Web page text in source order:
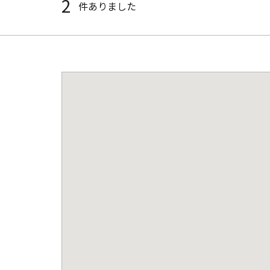
2 件ありました